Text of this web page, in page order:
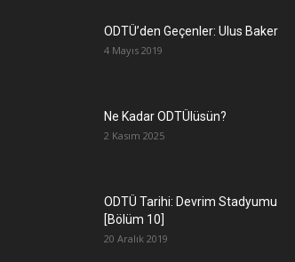
ODTÜ’den Geçenler: Ulus Baker
4 Mayıs 2019
Ne Kadar ODTÜlüsün?
2 Kasım 2025
ODTÜ Tarihi: Devrim Stadyumu
[Bölüm 10]
20 Aralık 2019